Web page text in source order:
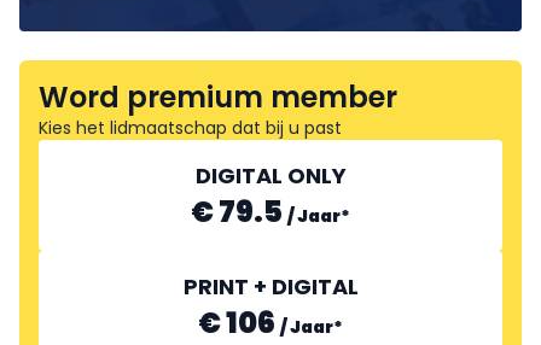
Word premium member
Kies het lidmaatschap dat bij u past
DIGITAL ONLY
€ 79.5 /Jaar*
PRINT + DIGITAL
€ 106 /Jaar*